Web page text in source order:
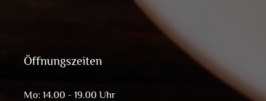
Öffnungszeiten
Mo: 14.00 - 19.00 Uhr